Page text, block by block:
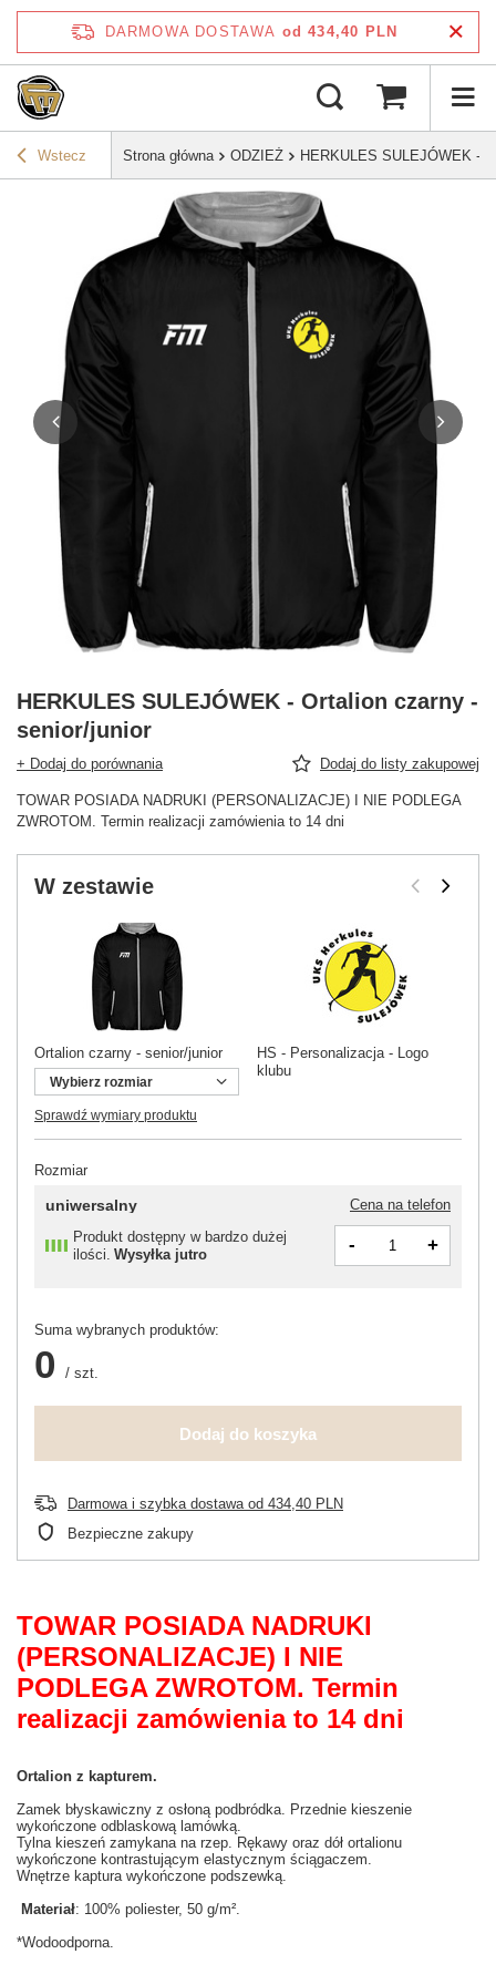
DARMOWA DOSTAWA od 434,40 PLN
Wstecz Strona główna ODZIEŻ HERKULES SULEJÓWEK -
HERKULES SULEJÓWEK - Ortalion czarny -
senior/junior
+ Dodaj do porównania Dodaj do listy zakupowej
TOWAR POSIADA NADRUKI (PERSONALIZACJE) I NIE PODLEGA
ZWROTOM. Termin realizacji zamówienia to 14 dni
W zestawie
Ortalion czarny - senior/junior
Wybierz rozmiar
Sprawdź wymiary produktu
HS - Personalizacja - Logo
klubu
Rozmiar
uniwersalny
Cena na telefon
Produkt dostępny w bardzo dużej
ilości Wysyłka jutro - +
Suma wybranych produktów:
0 / szt.
Dodaj do koszyka
Darmowa i szybka dostawaod 434,40 PLN
Bezpieczne zakupy
TOWAR POSIADA NADRUKI
(PERSONALIZACJE) I NIE
PODLEGA ZWROTOM. Termin
realizacji zamówienia to 14 dni
Ortalion z kapturem.
Zamek błyskawiczny z osłoną podbródka. Przednie kieszenie
wykończone odblaskową lamówką.
Tylna kieszeń zamykana na rzep. Rękawy oraz dół ortalionu
wykończone kontrastującym elastycznym ściągaczem.
Wnętrze kaptura wykończone podszewką.
Materiał: 100% poliester, 50 g/m².
*Wodoodporna.